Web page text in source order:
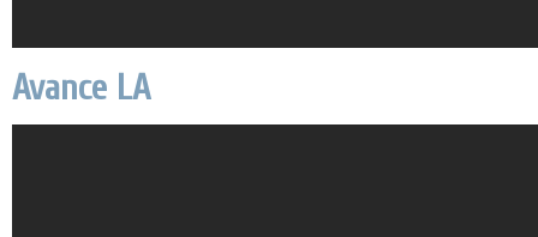
Avance LA